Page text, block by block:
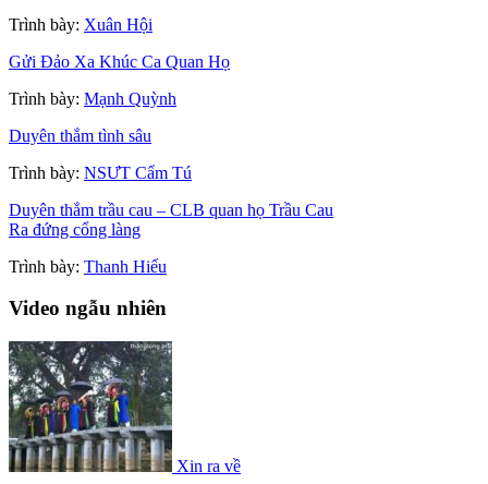
Trình bày: Xuân Hội
Gửi Đảo Xa Khúc Ca Quan Họ
Trình bày: Mạnh Quỳnh
Duyên thắm tình sâu
Trình bày: NSƯT Cẩm Tú
Duyên thắm trầu cau – CLB quan họ Trầu Cau
Ra đứng cổng làng
Trình bày: Thanh Hiếu
Video ngẫu nhiên
Xin ra về